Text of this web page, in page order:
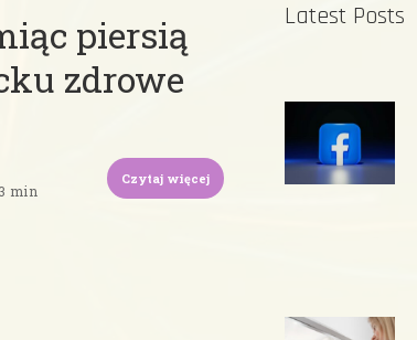
piersią
zdrowe
min
Czytaj więcej
Latest Posts